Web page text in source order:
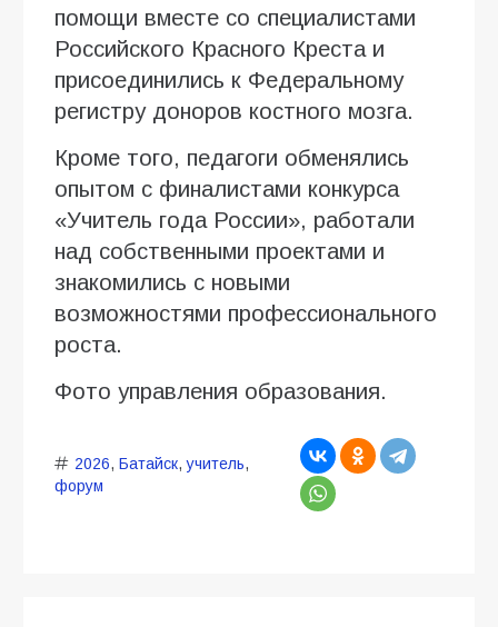
помощи вместе со специалистами
Российского Красного Креста и
присоединились к Федеральному
регистру доноров костного мозга.
Кроме того, педагоги обменялись
опытом с финалистами конкурса
«Учитель года России», работали
над собственными проектами и
знакомились с новыми
возможностями профессионального
роста.
Фото управления образования.
2026, Батайск,учитель,
форум